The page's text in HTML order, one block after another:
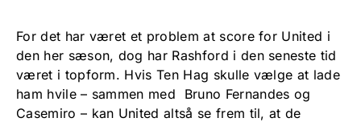
For det har været et problem at score for United i
den her sæson, dog har Rashford i den seneste tid
været i topform. Hvis Ten Hag skulle vælge at lade
ham hvile – sammen med Bruno Fernandes og
Casemiro – kan United altså se frem til, at de